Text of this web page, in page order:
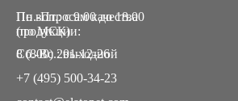
Пн.-Пт.: с 9.00 до 18.00
(по МСК)
Сб.-Вс.: выходной
По вопросам качества
продукции:
8 (800) 201-12-26
+7 (495) 500-34-23